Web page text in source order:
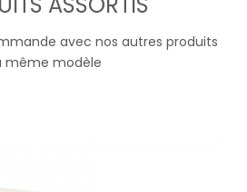
avec nos autres produits
même modèle